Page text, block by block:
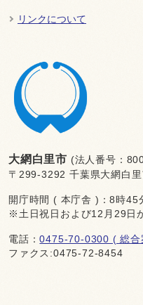
リンクについて
大網白里市 (法人番号：
〒299-3292 千葉県大網白
開庁時間 ( 本庁舎 )：8時45
※土日祝日および12月29日
電話：0475-70-0300 ( 総合
ファクス:0475-72-8454